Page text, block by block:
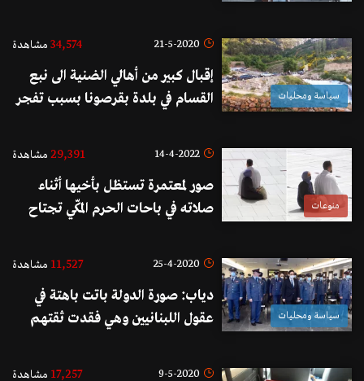
مغلوطة وتفلتوا من الحجر!
سياسة ومحليات
21-5-2020
34,574 مشاهدة
إقبال كبير من أهالي الضنية الى نبع
القسام في بلدة بقرصونا بسبب تفجر
برودة مياهه في مواجهة الطقس الحار
منوعات
14-4-2022
29,391 مشاهدة
صور لمعتمرة تستظل بأخيها أثناء
صلاته في باحات الحرم المكّي تجتاح
سياسة ومحليات
25-4-2020
11,527 مشاهدة
دياب: صورة الدولة باتت باهتة في
عقول اللبنانيين وهي فقدت ثقتهم
لأشد على أيديكم وأنوه بالقيادة
9-5-2020
17,257 مشاهدة